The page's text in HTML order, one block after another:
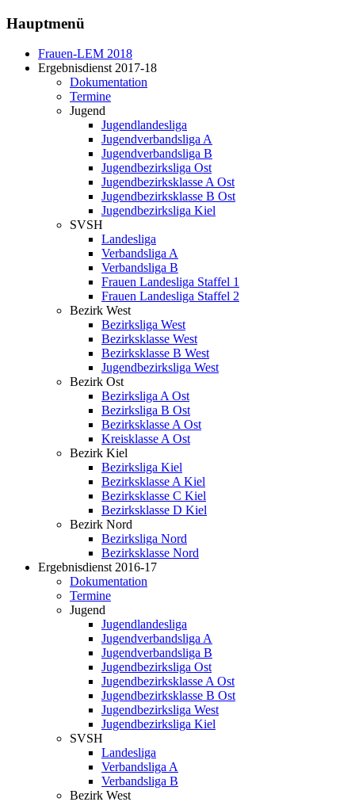
Hauptmenü
Frauen-LEM 2018
Ergebnisdienst 2017-18
Dokumentation
Termine
Jugend
Jugendlandesliga
Jugendverbandsliga A
Jugendverbandsliga B
Jugendbezirksliga Ost
Jugendbezirksklasse A Ost
Jugendbezirksklasse B Ost
Jugendbezirksliga Kiel
SVSH
Landesliga
Verbandsliga A
Verbandsliga B
Frauen Landesliga Staffel 1
Frauen Landesliga Staffel 2
Bezirk West
Bezirksliga West
Bezirksklasse West
Bezirksklasse B West
Jugendbezirksliga West
Bezirk Ost
Bezirksliga A Ost
Bezirksliga B Ost
Bezirksklasse A Ost
Kreisklasse A Ost
Bezirk Kiel
Bezirksliga Kiel
Bezirksklasse A Kiel
Bezirksklasse C Kiel
Bezirksklasse D Kiel
Bezirk Nord
Bezirksliga Nord
Bezirksklasse Nord
Ergebnisdienst 2016-17
Dokumentation
Termine
Jugend
Jugendlandesliga
Jugendverbandsliga A
Jugendverbandsliga B
Jugendbezirksliga Ost
Jugendbezirksklasse A Ost
Jugendbezirksklasse B Ost
Jugendbezirksliga West
Jugendbezirksliga Kiel
SVSH
Landesliga
Verbandsliga A
Verbandsliga B
Bezirk West